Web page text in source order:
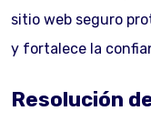
sitio web seguro
y fortalece la
Resolución